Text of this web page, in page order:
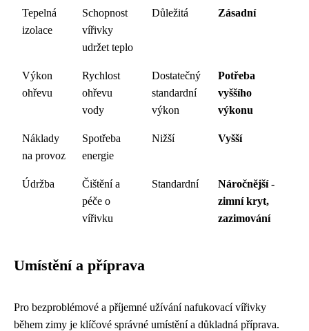
Tepelná
izolace
Schopnost
vířivky
udržet teplo
Důležitá Zásadní
Výkon
ohřevu
Rychlost
ohřevu
vody
Dostatečný
standardní
výkon
Potřeba
vyššího
výkonu
Náklady
na provoz
Spotřeba
energie
Nižší Vyšší
Údržba
Čištění a
péče o
vířivku
Standardní
Náročnější -
zimní kryt,
zazimování
Umístění a příprava
Pro bezproblémové a příjemné užívání nafukovací vířivky
během zimy je klíčové správné umístění a důkladná příprava.